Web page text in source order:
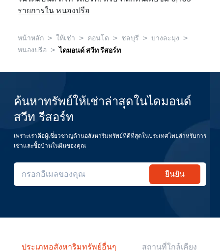
รายการใน หนองปรือ
หน้าหลัก > ให้เช่า > คอนโด > ชลบุรี > บางละมุง >
หนองปรือ > ไดมอนด์ สวีท รีสอร์ท
ค้นหาทรัพย์ให้เช่าล่าสุดในไดมอนด์
สวีท รีสอร์ท
เพราะเราคือผู้เชี่ยวชาญด้านอสังหาริมทรัพย์ที่ดีที่สุดในประเทศไทยสำหรับการ
เช่าและซื้อบ้านในฝันของคุณ
ยืนยัน
ประเภทอสังหาริมทรัพย์อื่นๆ สถานที่ใกล้เคียง